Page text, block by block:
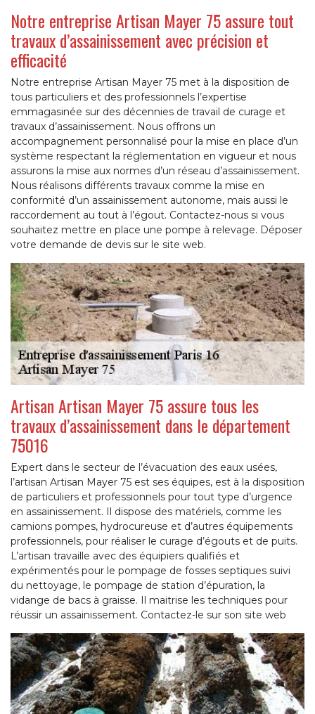
Notre entreprise Artisan Mayer 75 assure tout
travaux d’assainissement avec précision et
efficacité
Notre entreprise Artisan Mayer 75 met à la disposition de
tous particuliers et des professionnels l’expertise
emmagasinée sur des décennies de travail de curage et
travaux d’assainissement. Nous offrons un
accompagnement personnalisé pour la mise en place d’un
système respectant la réglementation en vigueur et nous
assurons la mise aux normes d’un réseau d’assainissement.
Nous réalisons différents travaux comme la mise en
conformité d’un assainissement autonome, mais aussi le
raccordement au tout à l’égout. Contactez-nous si vous
souhaitez mettre en place une pompe à relevage. Déposer
votre demande de devis sur le site web.
Artisan Artisan Mayer 75 assure tous les
travaux d’assainissement dans le département
75016
Expert dans le secteur de l’évacuation des eaux usées,
l’artisan Artisan Mayer 75 est ses équipes, est à la disposition
de particuliers et professionnels pour tout type d’urgence
en assainissement. Il dispose des matériels, comme les
camions pompes, hydrocureuse et d’autres équipements
professionnels, pour réaliser le curage d’égouts et de puits.
L’artisan travaille avec des équipiers qualifiés et
expérimentés pour le pompage de fosses septiques suivi
du nettoyage, le pompage de station d’épuration, la
vidange de bacs à graisse. Il maitrise les techniques pour
réussir un assainissement. Contactez-le sur son site web